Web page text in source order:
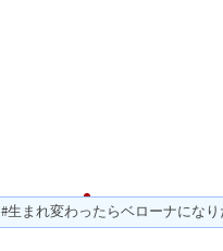
#生まれ変わったらベローナになり